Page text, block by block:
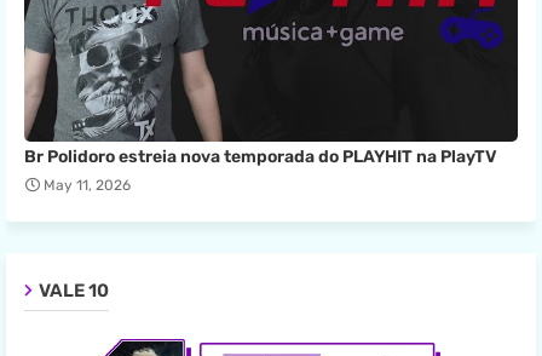
Br Polidoro estreia nova temporada do PLAYHIT na PlayTV
May 11, 2026
VALE 10